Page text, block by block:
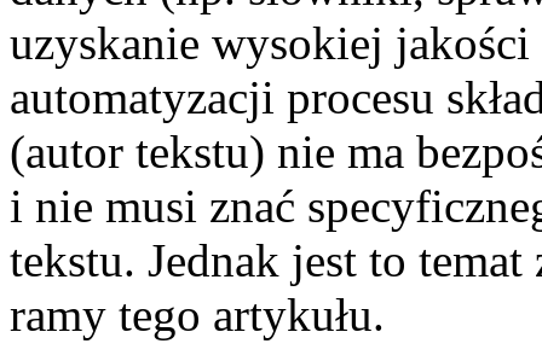
uzyskanie wysokiej
automatyzacji procesu
(autor tekstu) nie ma
i nie musi znać
tekstu. Jednak jest to
ramy tego artykułu.